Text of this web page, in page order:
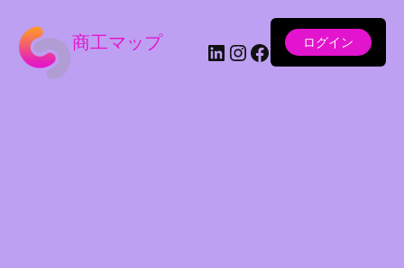
商工マップ LinkedIn Instagram Facebook ログイン